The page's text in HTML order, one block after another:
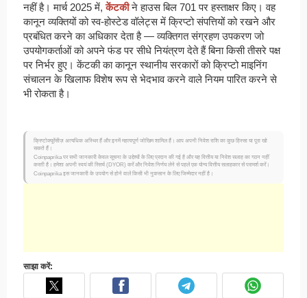
नहीं है। मार्च 2025 में,केंटकीने हाउस बिल 701 पर हस्ताक्षर किए। वह
कानून व्यक्तियों को स्व-होस्टेड वॉलेट्स में क्रिप्टो संपत्तियों को रखने और
प्रबंधित करने का अधिकार देता है — व्यक्तिगत संग्रहण उपकरण जो
उपयोगकर्ताओं को अपने फंड पर सीधे नियंत्रण देते हैं बिना किसी तीसरे पक्ष
पर निर्भर हुए। केंटकी का कानून स्थानीय सरकारों को क्रिप्टो माइनिंग
संचालन के खिलाफ विशेष रूप से भेदभाव करने वाले नियम पारित करने से
भी रोकता है।
क्रिप्टोक्यूरेंसीज़ अत्यधिक अस्थिर हैं और इनमें महत्वपूर्ण जोखिम शामिल हैं। आप अपनी निवेश राशि का कुछ हिस्सा या पूरा खो
सकते हैं।
Coinpaprika पर सभी जानकारी केवल सूचना के उद्देश्यों के लिए प्रदान की गई है और यह वित्तीय या निवेश सलाह का गठन नहीं
करती है। हमेशा अपनी स्वयं की रिसर्च (DYOR) करें और निवेश निर्णय लेने से पहले एक योग्य वित्तीय सलाहकार से परामर्श करें।
Coinpaprika इस जानकारी के उपयोग से होने वाले किसी भी नुकसान के लिए जिम्मेदार नहीं है।
साझा करें: